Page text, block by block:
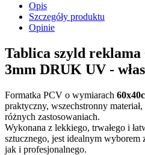
Opis
Szczegóły produktu
Opinie
Tablica szyld reklama
3mm DRUK UV -
Formatka PCV o wymiarach
praktyczny, wszechstronny
różnych zastosowaniach.
Wykonana z lekkiego, trwałego i
sztucznego, jest idealnym
jak i profesjonalnego.